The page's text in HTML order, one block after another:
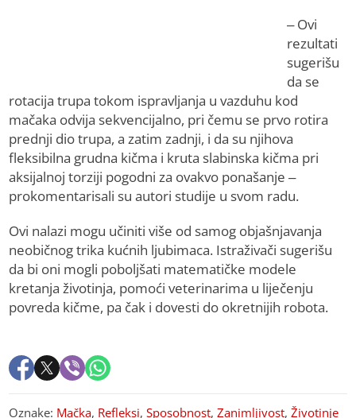
– Ovi
rezultati
sugerišu
da se
rotacija trupa tokom ispravljanja u vazduhu kod
mačaka odvija sekvencijalno, pri čemu se prvo rotira
prednji dio trupa, a zatim zadnji, i da su njihova
fleksibilna grudna kičma i kruta slabinska kičma pri
aksijalnoj torziji pogodni za ovakvo ponašanje –
prokomentarisali su autori studije u svom radu.
Ovi nalazi mogu učiniti više od samog objašnjavanja
neobičnog trika kućnih ljubimaca. Istraživači sugerišu
da bi oni mogli poboljšati matematičke modele
kretanja životinja, pomoći veterinarima u liječenju
povreda kičme, pa čak i dovesti do okretnijih robota.
Oznake: Mačka, Refleksi,Sposobnost,Zanimljivost,Životinje